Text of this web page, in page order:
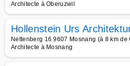
Architecte à Oberuzwil
Hollenstein Urs
Nettenberg 16 9607 Mosnang (à 8 km
Architecte à Mosnang